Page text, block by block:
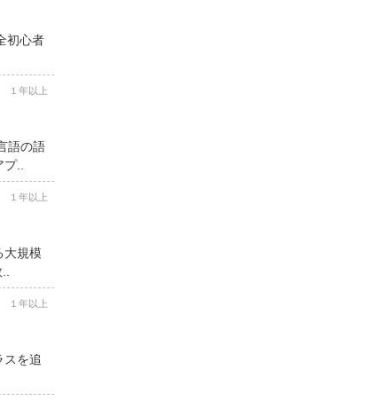
初心者
１年以上
語の語
..
１年以上
大規模
１年以上
を追